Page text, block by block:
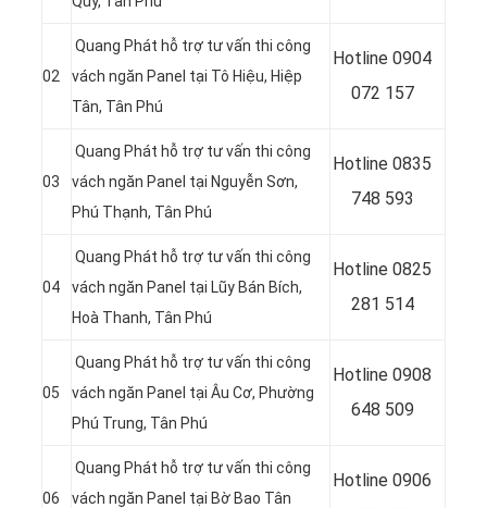
02
Quang Phát hỗ trợ tư vấn thi công
vách ngăn Panel tại Tô Hiệu, Hiệp
Tân, Tân Phú
Hotline 0904
072 157
03
Quang Phát hỗ trợ tư vấn thi công
vách ngăn Panel tại Nguyễn Sơn,
Phú Thạnh, Tân Phú
Hotline 0835
748 593
04
Quang Phát hỗ trợ tư vấn thi công
vách ngăn Panel tại Lũy Bán Bích,
Hoà Thanh, Tân Phú
Hotline 0825
281 514
05
Quang Phát hỗ trợ tư vấn thi công
vách ngăn Panel tại Âu Cơ, Phường
Phú Trung, Tân Phú
Hotline 0908
648 509
06
Quang Phát hỗ trợ tư vấn thi công
vách ngăn Panel tại Bờ Bao Tân
Hotline 0906